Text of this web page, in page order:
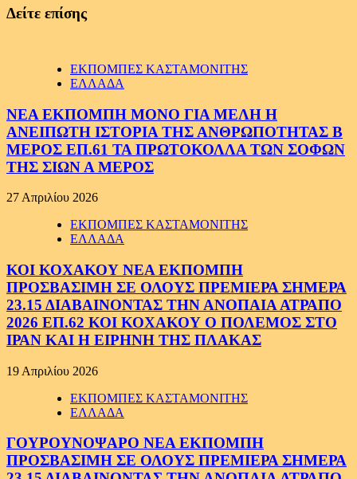
Δείτε επίσης
ΕΚΠΟΜΠΕΣ ΚΑΣΤΑΜΟΝΙΤΗΣ
ΕΛΛΑΔΑ
ΝΕΑ ΕΚΠΟΜΠΗ ΜΟΝΟ ΓΙΑ ΜΕΛΗ Η
ΑΝΕΙΠΩΤΗ ΙΣΤΟΡΙΑ ΤΗΣ ΑΝΘΡΩΠΟΤΗΤΑΣ Β
ΜΕΡΟΣ ΕΠ.61 ΤΑ ΠΡΩΤΟΚΟΛΛΑ ΤΩΝ ΣΟΦΩΝ
ΤΗΣ ΣΙΩΝ Α ΜΕΡΟΣ
27 Απριλίου 2026
ΕΚΠΟΜΠΕΣ ΚΑΣΤΑΜΟΝΙΤΗΣ
ΕΛΛΑΔΑ
ΚΟΙ ΚΟΧΑΚΟΥ ΝΕΑ ΕΚΠΟΜΠΗ
ΠΡΟΣΒΑΣΙΜΗ ΣΕ ΟΛΟΥΣ ΠΡΕΜΙΕΡΑ ΣΗΜΕΡΑ
23.15 ΔΙΑΒΑΙΝΟΝΤΑΣ ΤΗΝ ΑΝΟΠΑΙΑ ΑΤΡΑΠΟ
2026 ΕΠ.62 ΚΟΙ ΚΟΧΑΚΟΥ Ο ΠΟΛΕΜΟΣ ΣΤΟ
ΙΡΑΝ ΚΑΙ Η ΕΙΡΗΝΗ ΤΗΣ ΠΛΑΚΑΣ
19 Απριλίου 2026
ΕΚΠΟΜΠΕΣ ΚΑΣΤΑΜΟΝΙΤΗΣ
ΕΛΛΑΔΑ
ΓΟΥΡΟΥΝΟΨΑΡΟ ΝΕΑ ΕΚΠΟΜΠΗ
ΠΡΟΣΒΑΣΙΜΗ ΣΕ ΟΛΟΥΣ ΠΡΕΜΙΕΡΑ ΣΗΜΕΡΑ